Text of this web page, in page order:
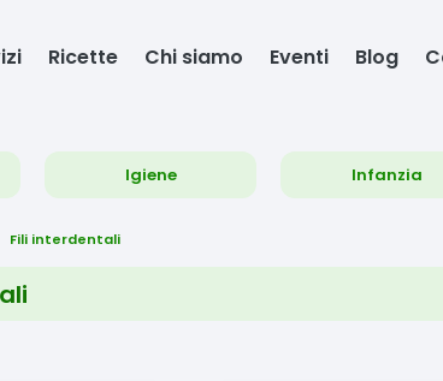
Ricette Chi siamo Eventi Blog
Igiene Infanzia
Fili interdentali